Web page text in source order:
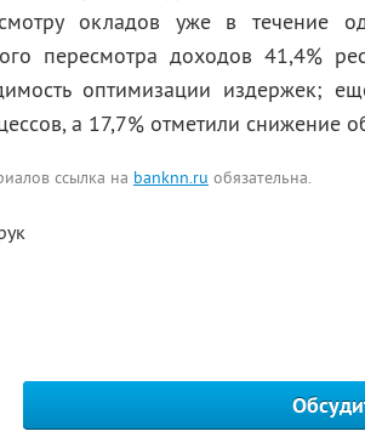
окладов уже в течение
пересмотра доходов 41,4%
оптимизации издержек;
а 17,7% отметили снижение
ссылка на banknn.ru обязательна.